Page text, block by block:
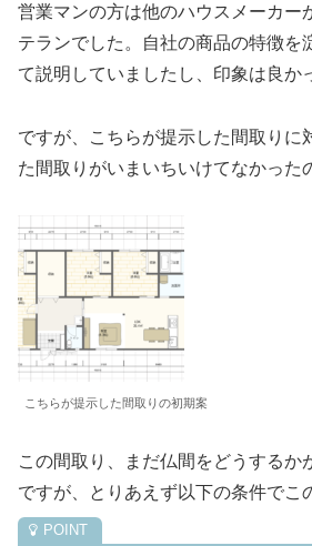
営業マンの方は他のハウスメーカー
テランでした。自社の商品の特徴を
て説明していましたし、印象は良か
ですが、こちらが提示した間取りに
た間取りがいまいちいけてなかった
こちらが提示した間取りの初期案
この間取り、まだ仏間をどうするか
ですが、とりあえず以下の条件でこ